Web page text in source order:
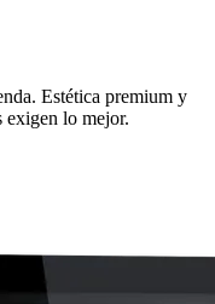
Estética premium y
exigen lo mejor.